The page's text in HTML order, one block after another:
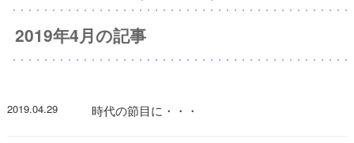
2019年4月の記事
2019.04.29 時代の節目に・・・